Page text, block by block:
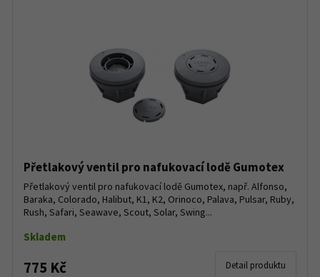
Přetlakový ventil pro nafukovací lodě Gumotex
Přetlakový ventil pro nafukovací lodě Gumotex, např. Alfonso,
Baraka, Colorado, Halibut, K1, K2, Orinoco, Palava, Pulsar, Ruby,
Rush, Safari, Seawave, Scout, Solar, Swing...
Skladem
775 Kč Detail produktu